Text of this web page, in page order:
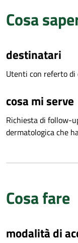
Cosa
destinatari
Utenti con referto di
cosa mi serve
Richiesta di follow-
dermatologica che
Cosa fare
modalità di